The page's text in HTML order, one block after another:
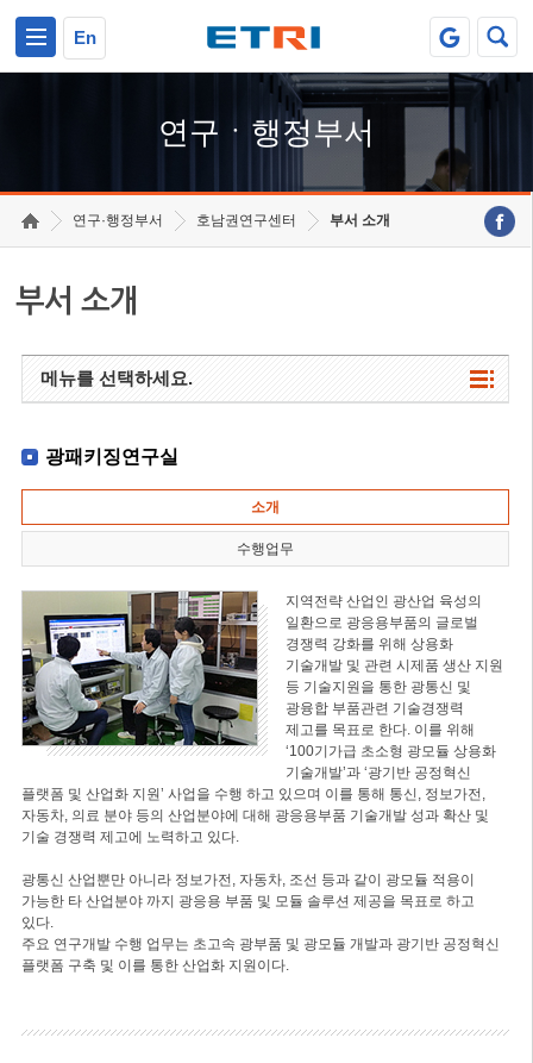
En
연구ㆍ행정부서
연구·행정부서 호남권연구센터 부서 소개
부서 소개
메뉴를 선택하세요.
광패키징연구실
소개
수행업무
지역전략 산업인 광산업 육성의
일환으로 광응용부품의 글로벌
경쟁력 강화를 위해 상용화
기술개발 및 관련 시제품 생산 지원
등 기술지원을 통한 광통신 및
광융합 부품관련 기술경쟁력
제고를 목표로 한다. 이를 위해
‘100기가급 초소형 광모듈 상용화
기술개발’과 ‘광기반 공정혁신
플랫폼 및 산업화 지원’ 사업을 수행 하고 있으며 이를 통해 통신, 정보가전,
자동차, 의료 분야 등의 산업분야에 대해 광응용부품 기술개발 성과 확산 및
기술 경쟁력 제고에 노력하고 있다.
광통신 산업뿐만 아니라 정보가전, 자동차, 조선 등과 같이 광모듈 적용이
가능한 타 산업분야 까지 광응용 부품 및 모듈 솔루션 제공을 목표로 하고
있다.
주요 연구개발 수행 업무는 초고속 광부품 및 광모듈 개발과 광기반 공정혁신
플랫폼 구축 및 이를 통한 산업화 지원이다.